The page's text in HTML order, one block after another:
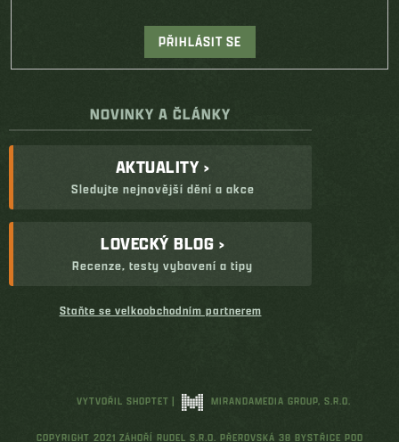
PŘIHLÁSIT SE
NOVINKY A ČLÁNKY
AKTUALITY ›
Sledujte nejnovější dění a akce
LOVECKÝ BLOG ›
Recenze, testy vybavení a tipy
Staňte se velkoobchodním partnerem
VYTVOŘIL SHOPTET | MIRANDAMEDIA GROUP, S.R.O.
COPYRIGHT 2021 ZÁHOŘÍ RUDEL S.R.O. PŘEROVSKÁ 38 BYSTŘICE POD